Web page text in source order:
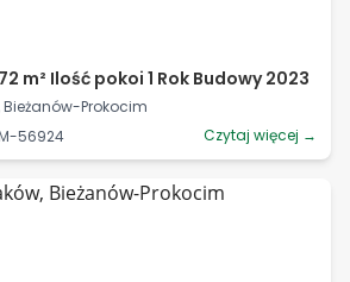
m² Ilość pokoi 1 Rok Budowy 2023
Bieżanów-Prokocim
56924
Czytaj więcej →